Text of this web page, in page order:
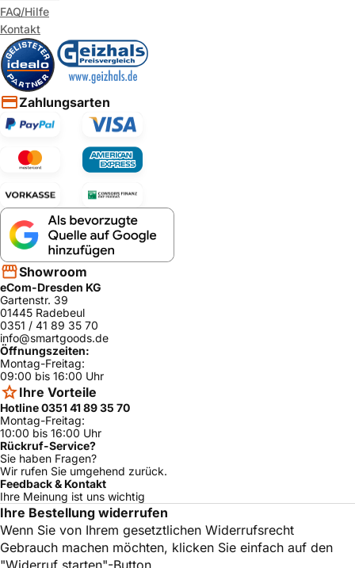
FAQ/Hilfe
Kontakt
Zahlungsarten
Showroom
eCom-Dresden KG
Gartenstr. 39
01445 Radebeul
0351 / 41 89 35 70
info@smartgoods.de
Öffnungszeiten:
Montag-Freitag:
09:00 bis 16:00 Uhr
Ihre Vorteile
Hotline 0351 41 89 35 70
Montag-Freitag:
10:00 bis 16:00 Uhr
Rückruf-Service?
Sie haben Fragen?
Wir rufen Sie umgehend zurück.
Feedback & Kontakt
Ihre Meinung ist uns wichtig
Ihre Bestellung widerrufen
Wenn Sie von Ihrem gesetztlichen Widerrufsrecht
Gebrauch machen möchten, klicken Sie einfach auf den